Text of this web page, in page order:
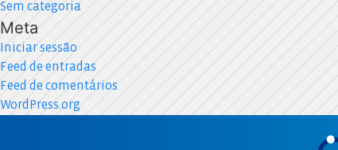
Sem categoria
Meta
Iniciar sessão
Feed de entradas
Feed de comentários
WordPress.org